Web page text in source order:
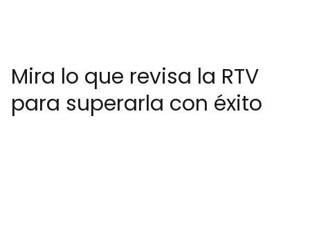
Mira lo que revisa la RTV
para superarla con éxito